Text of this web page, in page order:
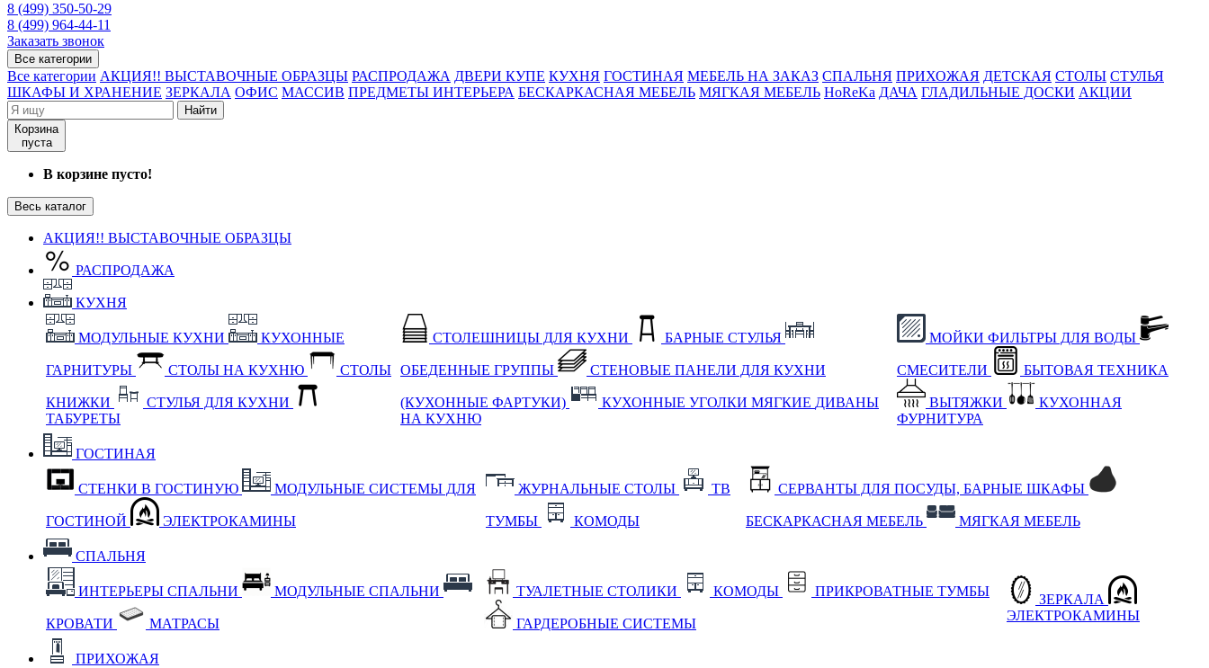
8 (499) 350-50-29
8 (499) 964-44-11
Заказать звонок
Все категории
Все категории АКЦИЯ!! ВЫСТАВОЧНЫЕ ОБРАЗЦЫ РАСПРОДАЖА ДВЕРИ КУПЕ КУХНЯ ГОСТИНАЯ МЕБЕЛЬ НА ЗАКАЗ СПАЛЬНЯ ПРИХОЖАЯ ДЕТСКАЯ СТОЛЫ СТУЛЬЯ
ШКАФЫ И ХРАНЕНИЕ ЗЕРКАЛА ОФИС МАССИВ ПРЕДМЕТЫ ИНТЕРЬЕРА БЕСКАРКАСНАЯ МЕБЕЛЬ МЯГКАЯ МЕБЕЛЬ HoReKa ДАЧА ГЛАДИЛЬНЫЕ ДОСКИ АКЦИИ
Найти
Корзина
пуста
В корзине пусто!
Весь каталог
АКЦИЯ!! ВЫСТАВОЧНЫЕ ОБРАЗЦЫ
РАСПРОДАЖА
КУХНЯ
МОДУЛЬНЫЕ КУХНИ КУХОННЫЕ
ГАРНИТУРЫ СТОЛЫ НА КУХНЮ СТОЛЫ
КНИЖКИ
СТУЛЬЯ ДЛЯ КУХНИ
ТАБУРЕТЫ
СТОЛЕШНИЦЫ ДЛЯ КУХНИ БАРНЫЕ СТУЛЬЯ
ОБЕДЕННЫЕ ГРУППЫ СТЕНОВЫЕ ПАНЕЛИ ДЛЯ КУХНИ
(КУХОННЫЕ ФАРТУКИ) КУХОННЫЕ УГОЛКИ МЯГКИЕ ДИВАНЫ
НА КУХНЮ
МОЙКИ ФИЛЬТРЫ ДЛЯ ВОДЫ
СМЕСИТЕЛИ БЫТОВАЯ ТЕХНИКА
ВЫТЯЖКИ
КУХОННАЯ
ФУРНИТУРА
ГОСТИНАЯ
СТЕНКИ В ГОСТИНУЮ МОДУЛЬНЫЕ СИСТЕМЫ ДЛЯ
ГОСТИНОЙ ЭЛЕКТРОКАМИНЫ
ЖУРНАЛЬНЫЕ СТОЛЫ ТВ
ТУМБЫ КОМОДЫ
СЕРВАНТЫ ДЛЯ ПОСУДЫ, БАРНЫЕ ШКАФЫ
БЕСКАРКАСНАЯ МЕБЕЛЬ МЯГКАЯ МЕБЕЛЬ
СПАЛЬНЯ
ИНТЕРЬЕРЫ СПАЛЬНИ МОДУЛЬНЫЕ СПАЛЬНИ
КРОВАТИ МАТРАСЫ
ТУАЛЕТНЫЕ СТОЛИКИ КОМОДЫ ПРИКРОВАТНЫЕ ТУМБЫ
ГАРДЕРОБНЫЕ СИСТЕМЫ
ЗЕРКАЛА
ЭЛЕКТРОКАМИНЫ
ПРИХОЖАЯ